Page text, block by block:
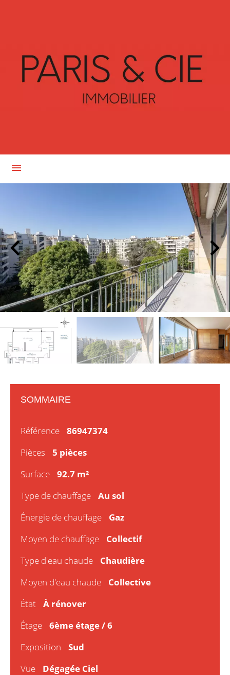
SOMMAIRE
Référence
86947374
Pièces
5 pièces
Surface
92.7 m²
Type de chauffage
Au sol
Énergie de chauffage
Gaz
Moyen de chauffage
Collectif
Type d'eau chaude
Chaudière
Moyen d'eau chaude
Collective
État
À rénover
Étage
6ème étage / 6
Exposition
Sud
Vue
Dégagée Ciel